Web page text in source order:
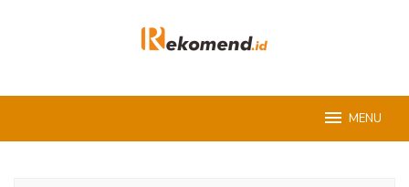
MENU